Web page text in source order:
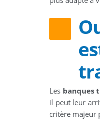
Les banques
il peut leur
critère majeur